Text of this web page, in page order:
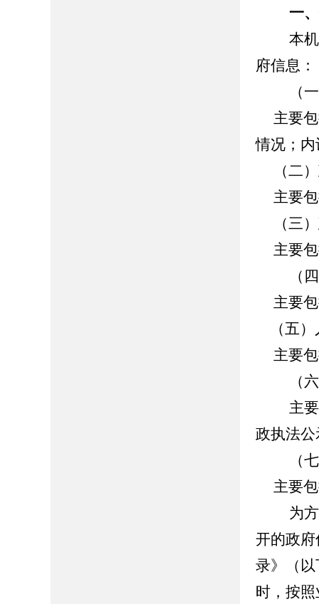
一
本机关
府信息：
（一
主要包
情况；
（二）
主要包
（三）
主要包
（四
主要包
（五）
主要包
（六
主要包
政执法
（七
主要包
为方便
开的政
录》（
时，按